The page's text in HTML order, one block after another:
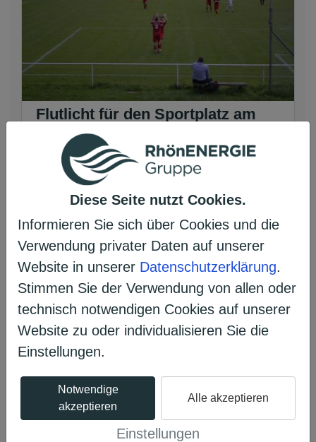
Diese Seite nutzt Cookies.
Informieren Sie sich über Cookies und die
Verwendung privater Daten auf unserer
Website in unserer Datenschutzerklärung.
Stimmen Sie der Verwendung von allen oder
technisch notwendigen Cookies auf unserer
Website zu oder individualisieren Sie die
Einstellungen.
Notwendige
akzeptieren
Alle akzeptieren
Einstellungen
Flutlicht für den Sportplatz am
Opperzer Berg
Turnverein Jahn Neuhof
Neuhof, Deutschland | Sport
Entscheidungsträgern und
Ehrenamtlichen konnt ...
Projekt ansehen